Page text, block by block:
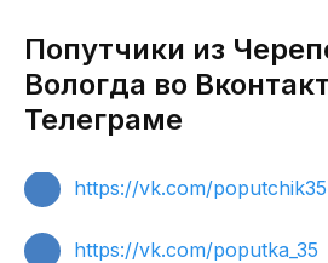
Попутчики из
Вологда во
Телеграме
https://vk.com/poputchik35
https://vk.com/poputka_35